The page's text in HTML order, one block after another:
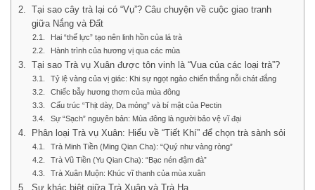
Tại sao cây trà lại có “Vụ”? Câu chuyện về cuộc giao tranh
giữa Nắng và Đất
Hai “thế lực” tạo nên linh hồn của lá trà
Hành trình của hương vị qua các mùa
Tại sao Trà vụ Xuân được tôn vinh là “Vua của các loại trà”?
Tỷ lệ vàng của vị giác: Khi sự ngọt ngào chiến thắng nỗi chát đắng
Chiếc bẫy hương thơm của mùa đông
Cấu trúc “Thịt dày, Da mỏng” và bí mật của Pectin
Sự “Sạch” nguyên bản: Mùa đông là người bảo vệ vĩ đại
Phân loại Trà vụ Xuân: Hiểu về “Tiết Khí” để chọn trà sành sỏi
Trà Minh Tiền (Ming Qian Cha): “Quý như vàng ròng”
Trà Vũ Tiền (Yu Qian Cha): “Bạc nén đậm đà”
Trà Xuân Muộn: Khúc vĩ thanh của mùa xuân
Sự khác biệt giữa Trà Xuân và Trà Hạ